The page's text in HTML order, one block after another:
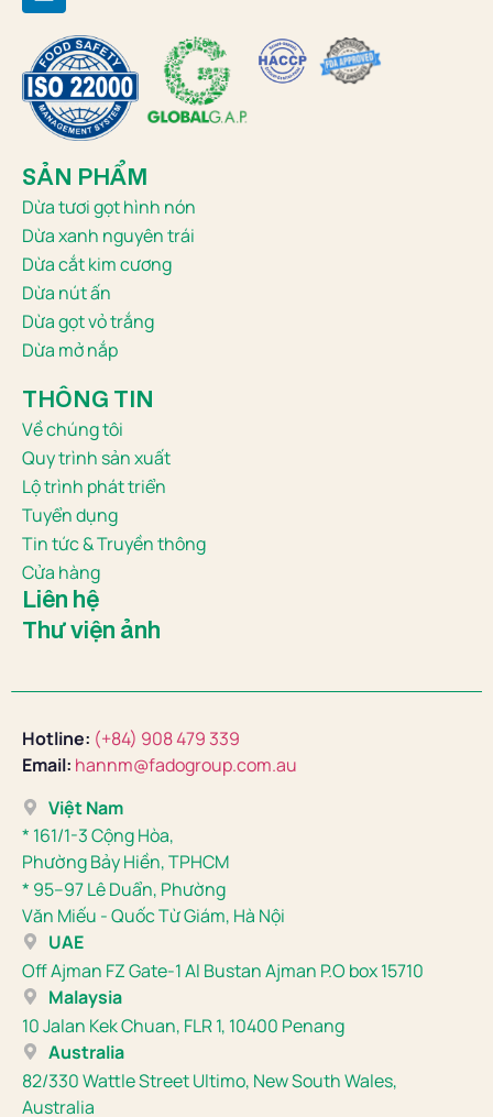
SẢN PHẨM
Dừa tươi gọt hình nón
Dừa xanh nguyên trái
Dừa cắt kim cương
Dừa nút ấn
Dừa gọt vỏ trắng
Dừa mở nắp
THÔNG TIN
Về chúng tôi
Quy trình sản xuất
Lộ trình phát triển
Tuyển dụng
Tin tức & Truyền thông
Cửa hàng
Liên hệ
Thư viện ảnh
Hotline: (+84) 908 479 339
Email: hannm@fadogroup.com.au
Việt Nam
* 161/1-3 Cộng Hòa,
Phường Bảy Hiền, TPHCM
* 95–97 Lê Duẩn, Phường
Văn Miếu - Quốc Từ Giám, Hà Nội
UAE
Off Ajman FZ Gate-1 Al Bustan Ajman P.O box 15710
Malaysia
10 Jalan Kek Chuan, FLR 1, 10400 Penang
Australia
82/330 Wattle Street Ultimo, New South Wales,
Australia